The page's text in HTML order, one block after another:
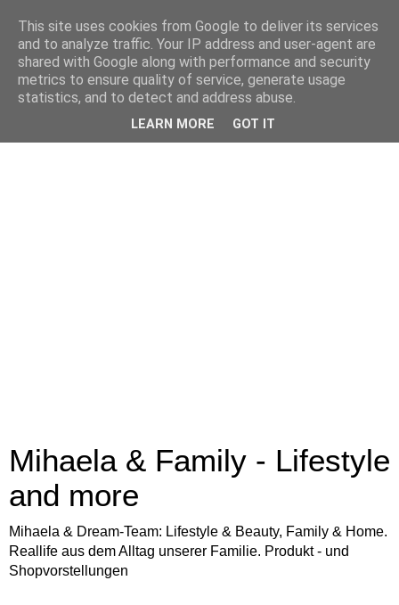
Mihaela & Family - Lifestyle
and more
Mihaela & Dream-Team: Lifestyle & Beauty, Family & Home.
Reallife aus dem Alltag unserer Familie. Produkt - und
Shopvorstellungen
This site uses cookies from Google to deliver its services
and to analyze traffic. Your IP address and user-agent are
shared with Google along with performance and security
metrics to ensure quality of service, generate usage
statistics, and to detect and address abuse.
LEARN MORE GOT IT